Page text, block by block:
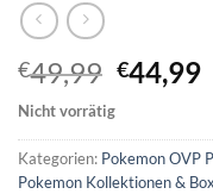
€49,99
Preis
€49,99
€44,99
Nicht vorrätig
Kategorien: Pokemon OVP
Pokemon Kollektionen &